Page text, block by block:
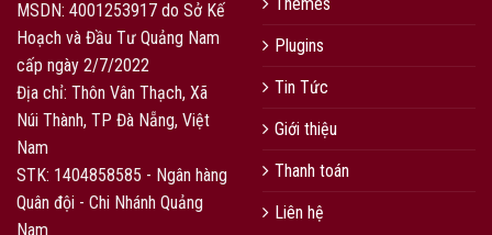
MSDN: 4001253917 do Sở Kế
Hoạch và Đầu Tư Quảng Nam
cấp ngày 2/7/2022
Địa chỉ: Thôn Vân Thạch, Xã
Núi Thành, TP Đà Nẵng, Việt
Nam
STK: 1404858585 - Ngân hàng
Quân đội - Chi Nhánh Quảng
Nam
Plugins
Tin Tức
Giới thiệu
Thanh toán
Liên hệ